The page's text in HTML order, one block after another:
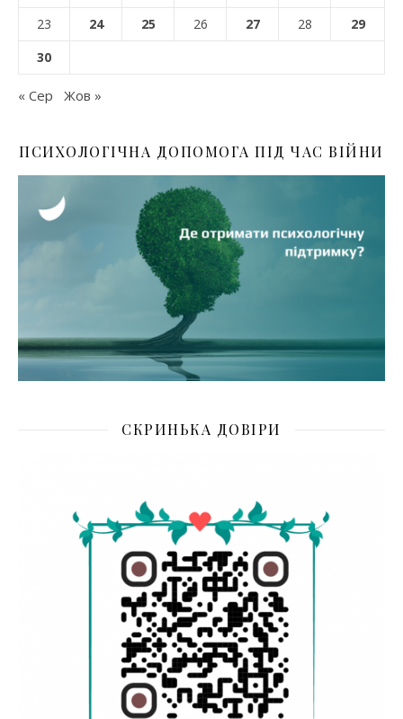
23
24 25 26 27 28
29
30
« Сер Жов »
ПСИХОЛОГІЧНА ДОПОМОГА ПІД ЧАС ВІЙНИ
СКРИНЬКА ДОВІРИ